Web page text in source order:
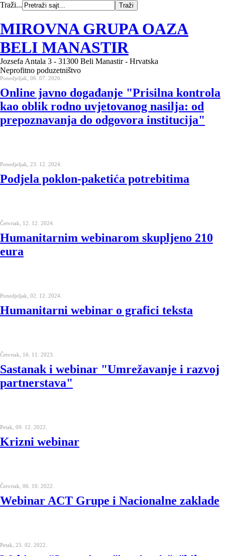
Traži...
MIROVNA GRUPA OAZA
BELI MANASTIR
Jozsefa Antala 3 - 31300 Beli Manastir - Hrvatska
Neprofitno poduzetništvo
Ponedjeljak, 06. 07. 2026.
Online javno događanje "Prisilna kontrola
kao oblik rodno uvjetovanog nasilja: od
prepoznavanja do odgovora institucija"
Ponedjeljak, 23. 12. 2024.
Podjela poklon-paketića potrebitima
Četvrtak, 12. 12. 2024.
Humanitarnim webinarom skupljeno 210
eura
Ponedjeljak, 02. 12. 2024.
Humanitarni webinar o grafici teksta
Četvrtak, 16. 11. 2023.
Sastanak i webinar "Umrežavanje i razvoj
partnerstava"
Petak, 09. 12. 2022.
Krizni webinar
Četvrtak, 06. 10. 2022.
Webinar ACT Grupe i Nacionalne zaklade
Petak, 25. 02. 2022.